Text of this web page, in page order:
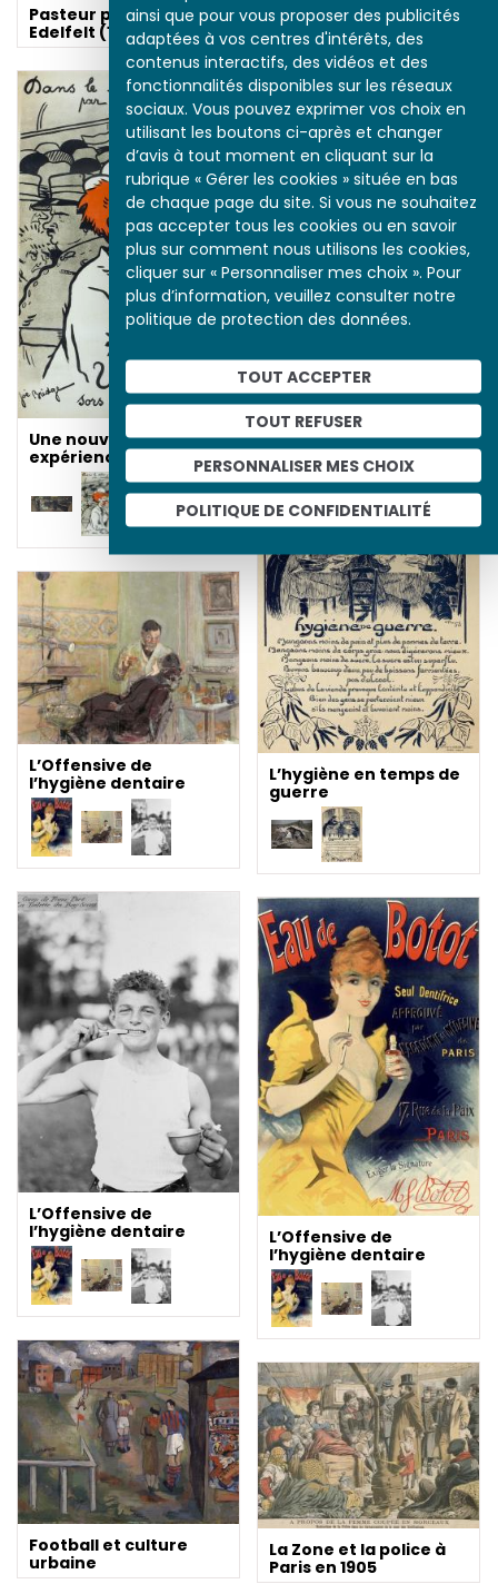
ainsi que pour vous proposer des publicités
adaptées à vos centres d'intérêts, des
contenus interactifs, des vidéos et des
fonctionnalités disponibles sur les réseaux
sociaux. Vous pouvez exprimer vos choix en
utilisant les boutons ci-après et changer
d’avis à tout moment en cliquant sur la
rubrique « Gérer les cookies » située en bas
de chaque page du site. Si vous ne souhaitez
pas accepter tous les cookies ou en savoir
plus sur comment nous utilisons les cookies,
cliquer sur « Personnaliser mes choix ». Pour
plus d’information, veuillez consulter notre
politique de protection des données.
TOUT ACCEPTER
TOUT REFUSER
PERSONNALISER MES CHOIX
POLITIQUE DE CONFIDENTIALITÉ
Pasteur par Albert
Edelfelt (1885)
Une nouvelle
expérience urbaine
Une nouvelle
expérience urbaine
L’hygiène en temps de
L’hygiène en temps de
guerre
L’Offensive de
l’hygiène dentaire
L’Offensive de
l’hygiène dentaire
L’Offensive de
l’hygiène dentaire
Football et culture
urbaine
La Zone et la police à
Paris en 1905